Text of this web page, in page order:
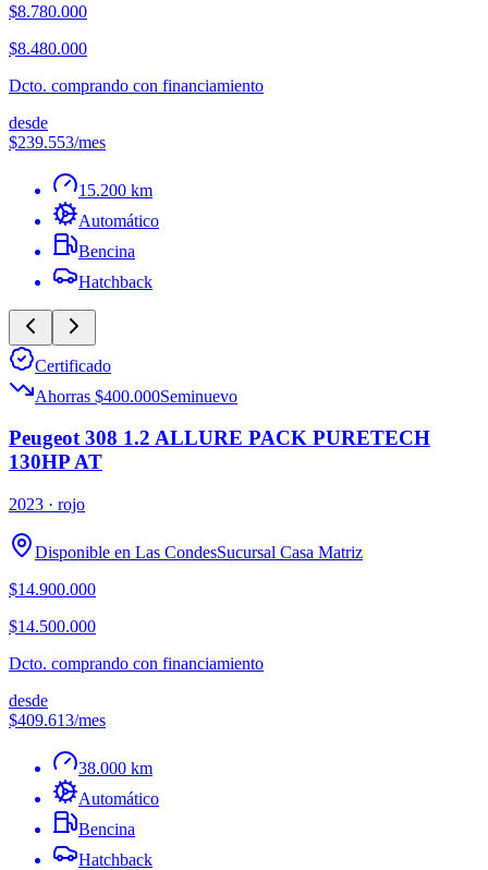
$8.780.000
$8.480.000
Dcto. comprando con financiamiento
desde
$239.553/mes
15.200 km
Automático
Bencina
Hatchback
Certificado
Ahorras $400.000Seminuevo
Peugeot 308 1.2 ALLURE PACK PURETECH
130HP AT
2023 · rojo
Disponible en Las CondesSucursal Casa Matriz
$14.900.000
$14.500.000
Dcto. comprando con financiamiento
desde
$409.613/mes
38.000 km
Automático
Bencina
Hatchback